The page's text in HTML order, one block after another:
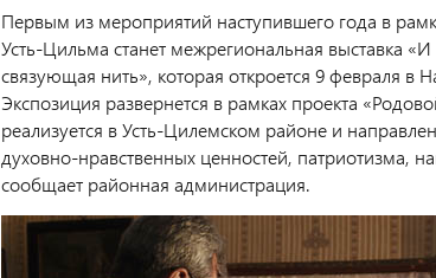
Первым из мероприятий наступившего года в
Усть-Цильма станет межрегиональная выставка «И
связующая нить», которая откроется 9 февраля в
Экспозиция развернется в рамках проекта
реализуется в Усть-Цилемском районе и
духовно-нравственных ценностей, патриотизма,
сообщает районная администрация.